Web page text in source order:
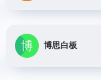
博思白板